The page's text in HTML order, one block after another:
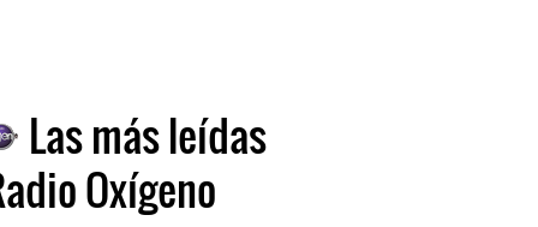
Las más leídas
Oxígeno